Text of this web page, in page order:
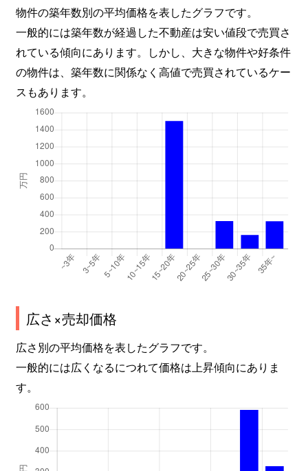
物件の築年数別の平均価格を表したグラフです。
一般的には築年数が経過した不動産は安い値段で売買さ
れている傾向にあります。しかし、大きな物件や好条件
の物件は、築年数に関係なく高値で売買されているケー
スもあります。
広さ×売却価格
広さ別の平均価格を表したグラフです。
一般的には広くなるにつれて価格は上昇傾向にありま
す。